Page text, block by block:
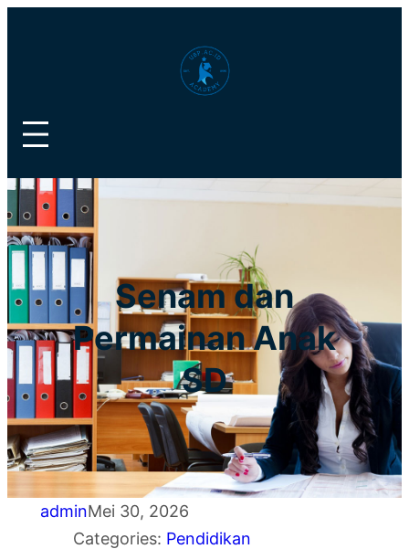
Senam dan
Permainan Anak
SD
adminMei 30, 2026
Categories: Pendidikan